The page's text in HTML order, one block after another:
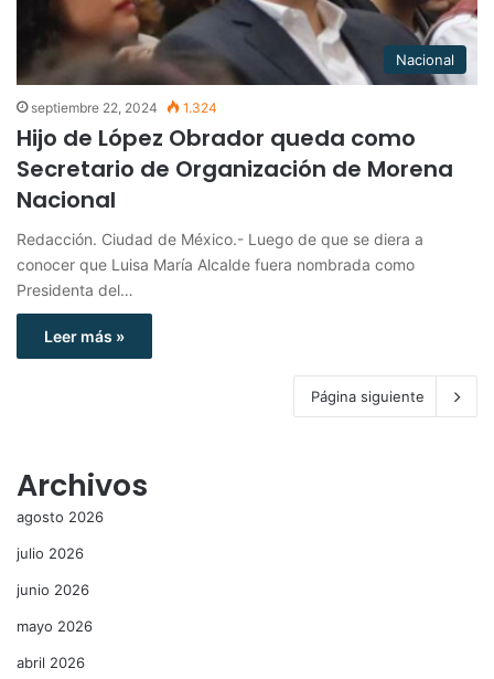
Nacional
septiembre 22, 2024 1.324
Hijo de López Obrador queda como
Secretario de Organización de Morena
Nacional
Redacción. Ciudad de México.- Luego de que se diera a
conocer que Luisa María Alcalde fuera nombrada como
Presidenta del…
Leer más »
Página siguiente
Archivos
agosto 2026
julio 2026
junio 2026
mayo 2026
abril 2026